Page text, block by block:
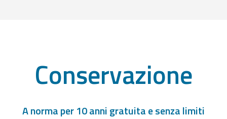
Conservazione
A norma per 10 anni gratuita e senza limiti